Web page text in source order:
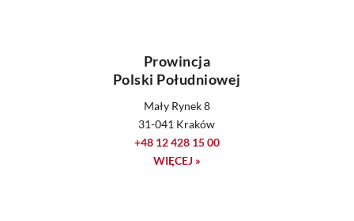
Prowincja
Polski Południowej
Mały Rynek 8
31-041 Kraków
+48 12 428 15 00
WIĘCEJ »